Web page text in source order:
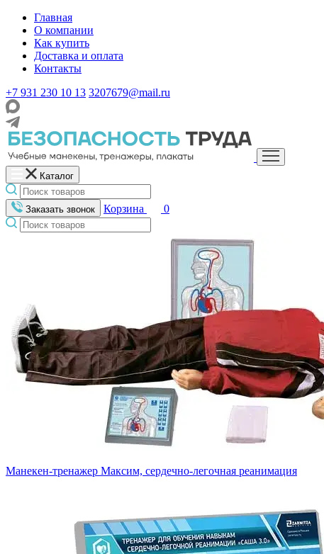
Главная
О компании
Как купить
Доставка и оплата
Контакты
+7 931 230 10 13 3207679@mail.ru
Каталог
Заказать звонок Корзина 0
Манекен-тренажер Максим, сердечно-легочная реанимация